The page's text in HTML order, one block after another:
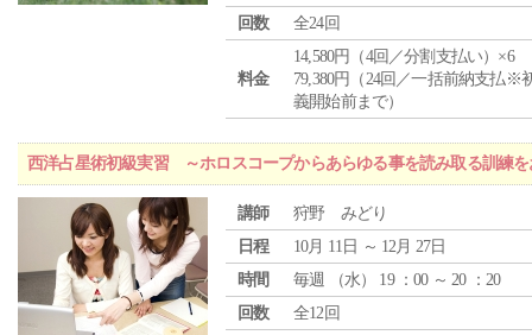
回数
全24回
料金
14,580円（4回／分割支払い）×6
79,380円（24回／一括前納支払※
義開始前まで）
西洋占星術初級実習 ～ホロスコープからあらゆる事を読み取る訓練を
講師
狩野 みどり
日程
10月 11日 ～ 12月 27日
時間
毎週 （水） 19 ：00 ～ 20 ：20
回数
全12回